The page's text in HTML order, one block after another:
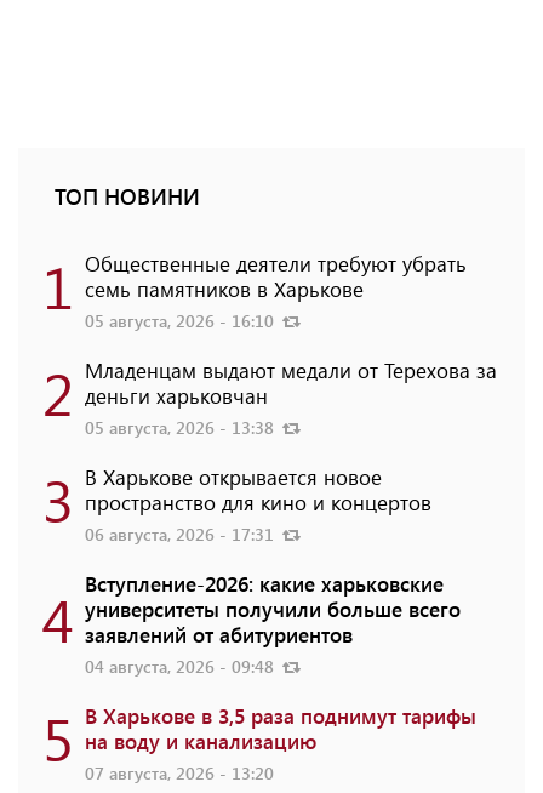
ТОП НОВИНИ
1 Общественные деятели требуют убрать
семь памятников в Харькове
05 августа, 2026 - 16:10
2 Младенцам выдают медали от Терехова за
деньги харьковчан
05 августа, 2026 - 13:38
3 В Харькове открывается новое
пространство для кино и концертов
06 августа, 2026 - 17:31
4 Вступление-2026: какие харьковские
университеты получили больше всего
заявлений от абитуриентов
04 августа, 2026 - 09:48
5 В Харькове в 3,5 раза поднимут тарифы
на воду и канализацию
07 августа, 2026 - 13:20